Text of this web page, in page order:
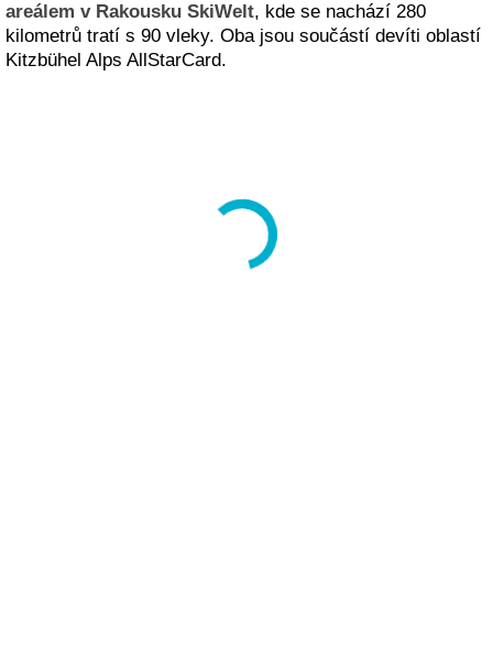
areálem v Rakousku SkiWelt, kde se nachází 280
kilometrů tratí s 90 vleky. Oba jsou součástí devíti oblastí
Kitzbühel Alps AllStarCard.